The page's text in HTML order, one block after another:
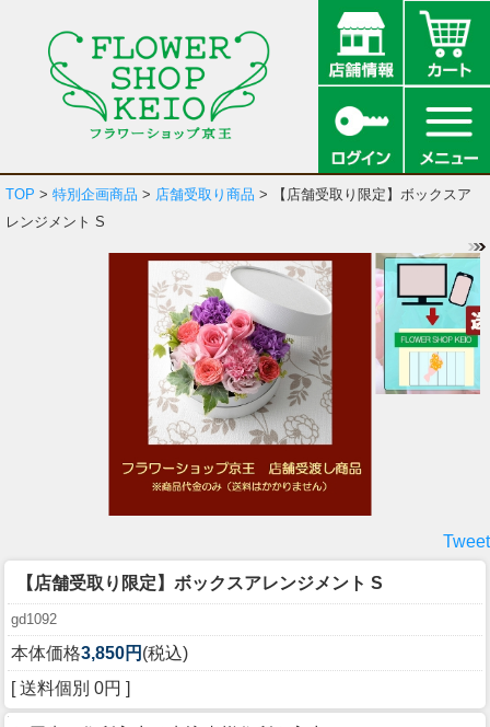
TOP > 特別企画商品 > 店舗受取り商品 > 【店舗受取り限定】ボックスア
レンジメント S
Tweet
【店舗受取り限定】ボックスアレンジメント S
gd1092
本体価格3,850円 (税込)
[ 送料個別 0円 ]